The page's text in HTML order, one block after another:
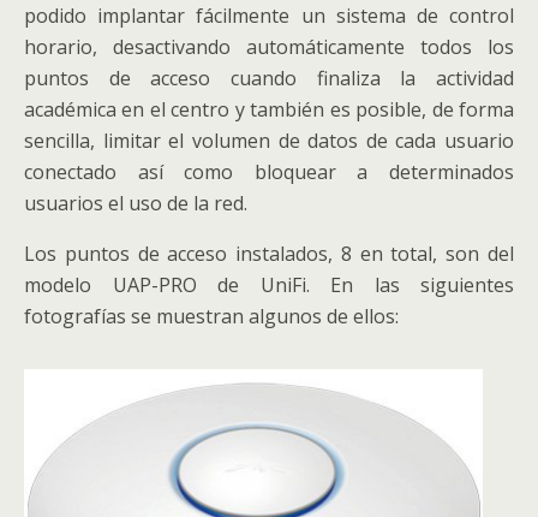
podido implantar fácilmente un sistema de control
horario, desactivando automáticamente todos los
puntos de acceso cuando finaliza la actividad
académica en el centro y también es posible, de forma
sencilla, limitar el volumen de datos de cada usuario
conectado así como bloquear a determinados
usuarios el uso de la red.
Los puntos de acceso instalados, 8 en total, son del
modelo UAP-PRO de UniFi. En las siguientes
fotografías se muestran algunos de ellos: